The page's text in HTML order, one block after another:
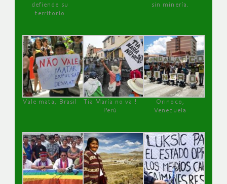
defiende su
territorio
sin minería.
Vale mata, Brasil
Tía María no va !
Perú
Orinoco,
Venezuela